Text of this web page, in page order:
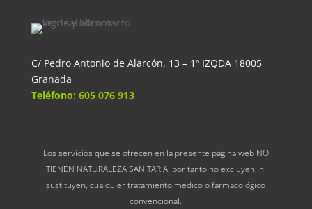
C/ Pedro Antonio de Alarcón, 13 – 1º IZQDA 18005
Granada
Teléfono: 605 076 913
Los servicios que se ofrecen en la presente página web NO
TIENEN NATURALEZA SANITARIA, por tanto no excluyen, ni
sustituyen, cualquier tratamiento médico o farmacológico
convencional.